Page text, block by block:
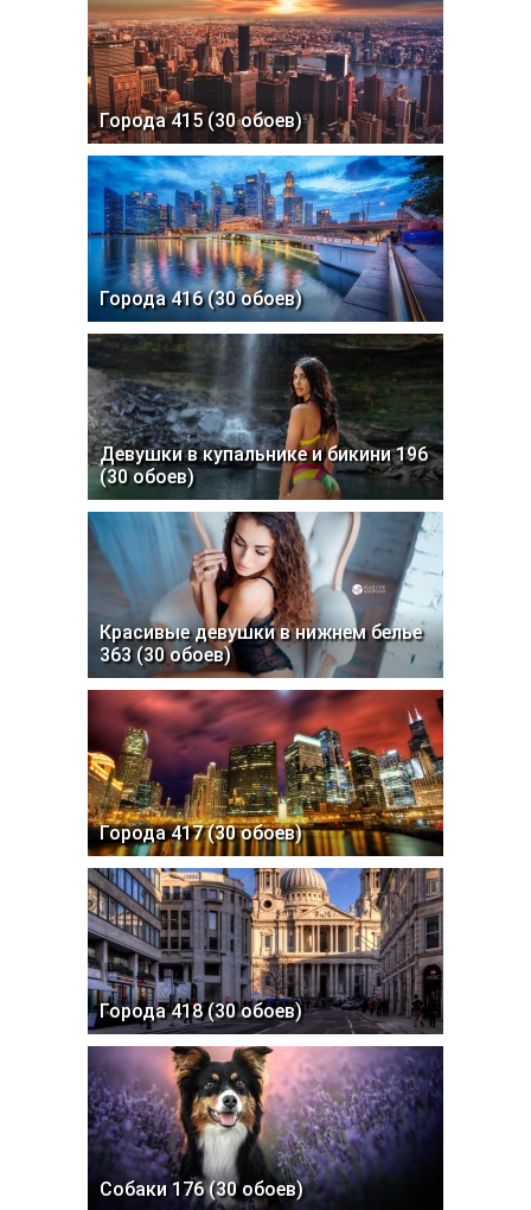
Города 415 (30 обоев)
Города 416 (30 обоев)
Девушки в купальнике и бикини 196
(30 обоев)
Красивые девушки в нижнем белье
363 (30 обоев)
Города 417 (30 обоев)
Города 418 (30 обоев)
Собаки 176 (30 обоев)